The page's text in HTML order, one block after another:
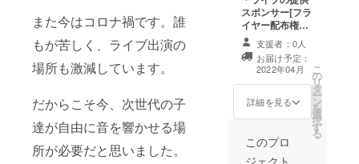
また今はコロナ禍です。誰
もが苦しく、ライブ出演の
場所も激減しています。
だからこそ今、次世代の子
達が自由に音を響かせる場
所が必要だと思いました。
スポンサー[フラ
イヤー配布権込]
50000円 こちら
はライブのイベ
ントタイトルの
後ろに
supported by 〇
〇 とスポンサー
支援時必ず備考
欄に掲載を希望
支援者：0人
お届け予定：
2022年04月
詳細を見る
こ
の
リ
タ
ー
ン
を
選
択
す
る
このプロ